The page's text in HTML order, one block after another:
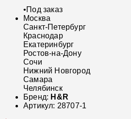
•Под заказ
Москва
Санкт-Петербург
Краснодар
Екатеринбург
Ростов-на-Дону
Сочи
Нижний Новгород
Самара
Челябинск
Бренд: H&R
Артикул: 28707-1